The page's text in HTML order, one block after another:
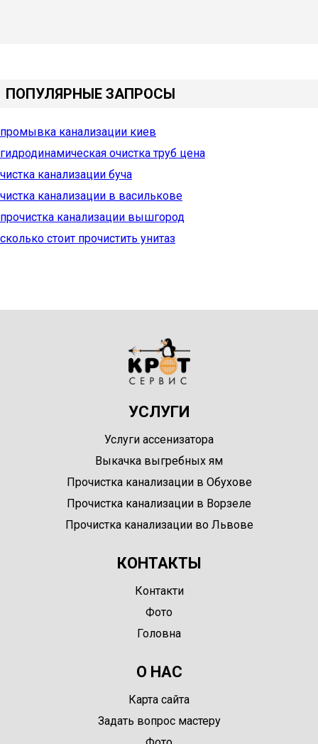
ПОПУЛЯРНЫЕ ЗАПРОСЫ
промывка канализации киев
гидродинамическая очистка труб цена
чистка канализации буча
чистка канализации в василькове
прочистка канализации вышгород
сколько стоит прочистить унитаз
УСЛУГИ
Услуги ассенизатора
Выкачка выгребных ям
Прочистка канализации в Обухове
Прочистка канализации в Ворзеле
Прочистка канализации во Львове
КОНТАКТЫ
Контакти
Фото
Головна
О НАС
Карта сайта
Задать вопрос мастеру